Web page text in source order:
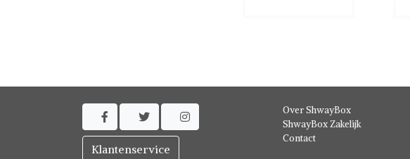
  
Klantenservice
Over ShwayBox
ShwayBox Zakelijk
Contact